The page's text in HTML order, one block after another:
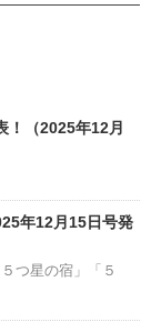
！（2025年12月
年12月15日号発
つ星の宿」「５